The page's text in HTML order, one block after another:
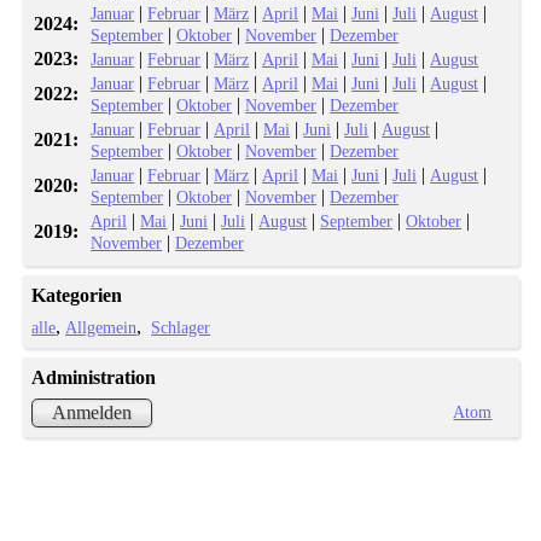
2024: Januar |Februar |März | April |Mai |Juni |Juli | August |
September |Oktober |November |Dezember
2023: Januar |Februar |März | April |Mai |Juni |Juli | August
2022: Januar |Februar |März | April |Mai |Juni |Juli | August |
September |Oktober |November |Dezember
2021: Januar |Februar | April |Mai |Juni |Juli | August |
September |Oktober |November |Dezember
2020: Januar |Februar |März | April |Mai |Juni |Juli | August |
September |Oktober |November |Dezember
2019: April |Mai |Juni |Juli | August | September |Oktober |
November |Dezember
Kategorien
alle Allgemein Schlager
Administration
Anmelden
Atom